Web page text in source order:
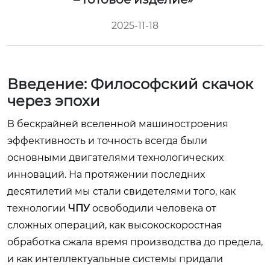
2025-11-18
Введение: Философский скачок
через эпохи
В бескрайней вселенной машиностроения
эффективность и точность всегда были
основными двигателями технологических
инноваций. На протяжении последних
десятилетий мы стали свидетелями того, как
технологии ЧПУосвободили человека от
сложных операций, как высокоскоростная
обработка сжала время производства до предела,
и как интеллектуальные системы придали